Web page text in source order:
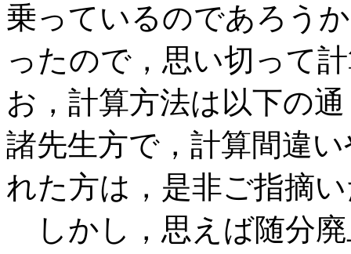
乗っているのであろう
ったので，思い切って
お，計算方法は以下の
諸先生方で，計算間違
れた方は，是非ご指摘
しかし，思えば随分